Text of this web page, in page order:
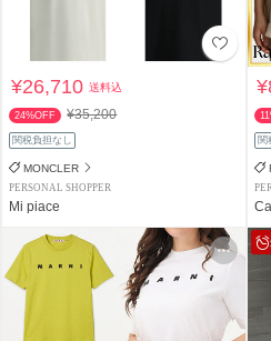
¥26,710送料込
24%OFF ¥35,200
関税負担なし
MONCLER
PERSONAL SHOPPER
Mi piace
関